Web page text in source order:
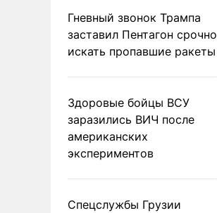
Гневный звонок Трампа
заставил Пентагон срочно
искать пропавшие ракеты
Здоровые бойцы ВСУ
заразились ВИЧ после
американских
экспериментов
Спецслужбы Грузии